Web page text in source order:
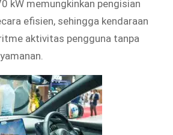
kW memungkinkan pengisian
efisien, sehingga kendaraan
aktivitas pengguna tanpa